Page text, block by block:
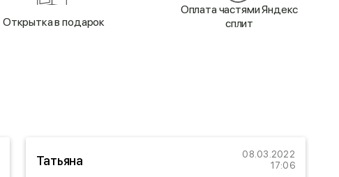
Открытка в подарок
Оплата частями Яндекс
сплит
Татьяна
08.03.2022
17:06